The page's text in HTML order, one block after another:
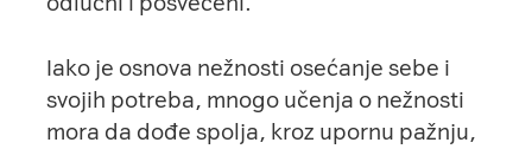
Iako je osnova nežnosti osećanje sebe i
svojih potreba, mnogo učenja o nežnosti
mora da dođe spolja, kroz upornu pažnju,